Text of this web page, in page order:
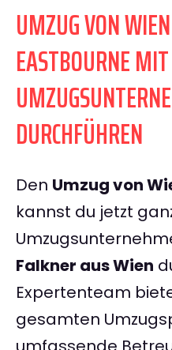
UMZUG VON
EASTBOURNE
DURCHFÜHREN
Den Umzug von
kannst du jetzt
Falkner aus Wien
Expertenteam
gesamten